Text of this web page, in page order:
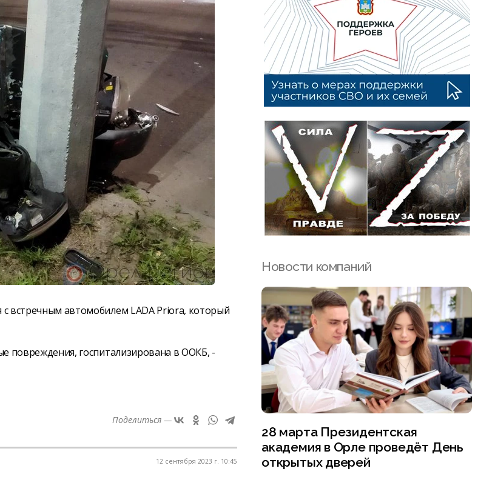
с встречным автомобилем LADA Priora, который
повреждения, госпитализирована в ООКБ, -
Поделиться —
12 сентября 2023 г. 10:45
Новости компаний
28 марта Президентская
академия в Орле проведёт День
открытых дверей